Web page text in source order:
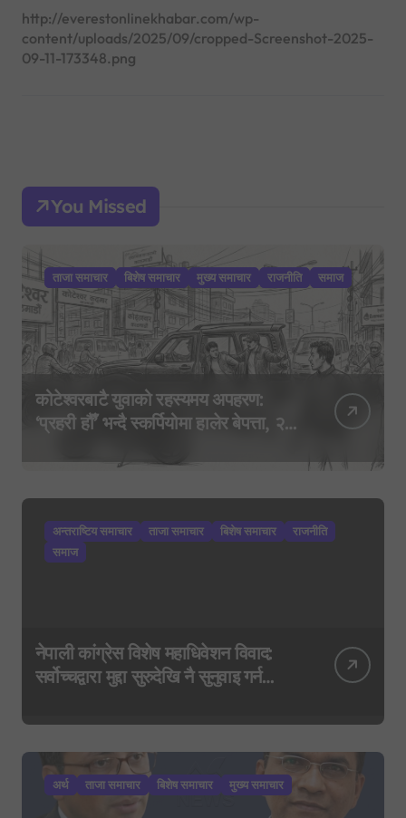
http://everestonlinekhabar.com/wp-
content/uploads/2025/09/cropped-Screenshot-2025-
09-11-173348.png
You Missed
ताजा समाचार बिशेष समाचार मुख्य समाचार राजनीति समाज
कोटेश्वरबाटै युवाको रहस्यमय अपहरण:
‘प्रहरी हौँ’ भन्दै स्कर्पियोमा हालेर बेपत्ता, २०
अन्तराष्टिय समाचार ताजा समाचार बिशेष समाचार
राजनीति
समाज
नेपाली कांग्रेस विशेष महाधिवेशन विवाद:
सर्वोच्चद्वारा मुद्दा सुरुदेखि नै सुनुवाइ गर्न
अर्थ ताजा समाचार बिशेष समाचार मुख्य समाचार